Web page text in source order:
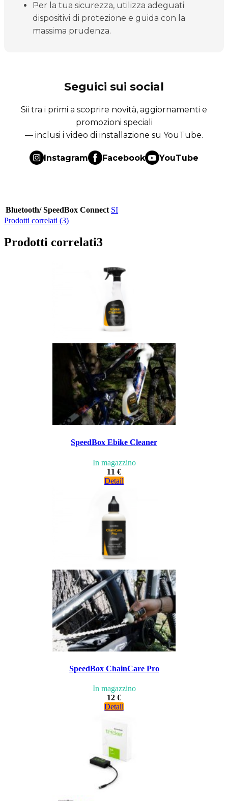
Per la tua sicurezza, utilizza adeguati
dispositivi di protezione e guida con la
massima prudenza.
Seguici sui social
Sii tra i primi a scoprire novità, aggiornamenti e
promozioni speciali
— inclusi i video di installazione su YouTube.
Instagram Facebook YouTube
Bluetooth/ SpeedBox Connect SI
Prodotti correlati (3)
Prodotti correlati3
SpeedBox Ebike Cleaner
In magazzino
11 €
Detail
SpeedBox ChainCare Pro
In magazzino
12 €
Detail